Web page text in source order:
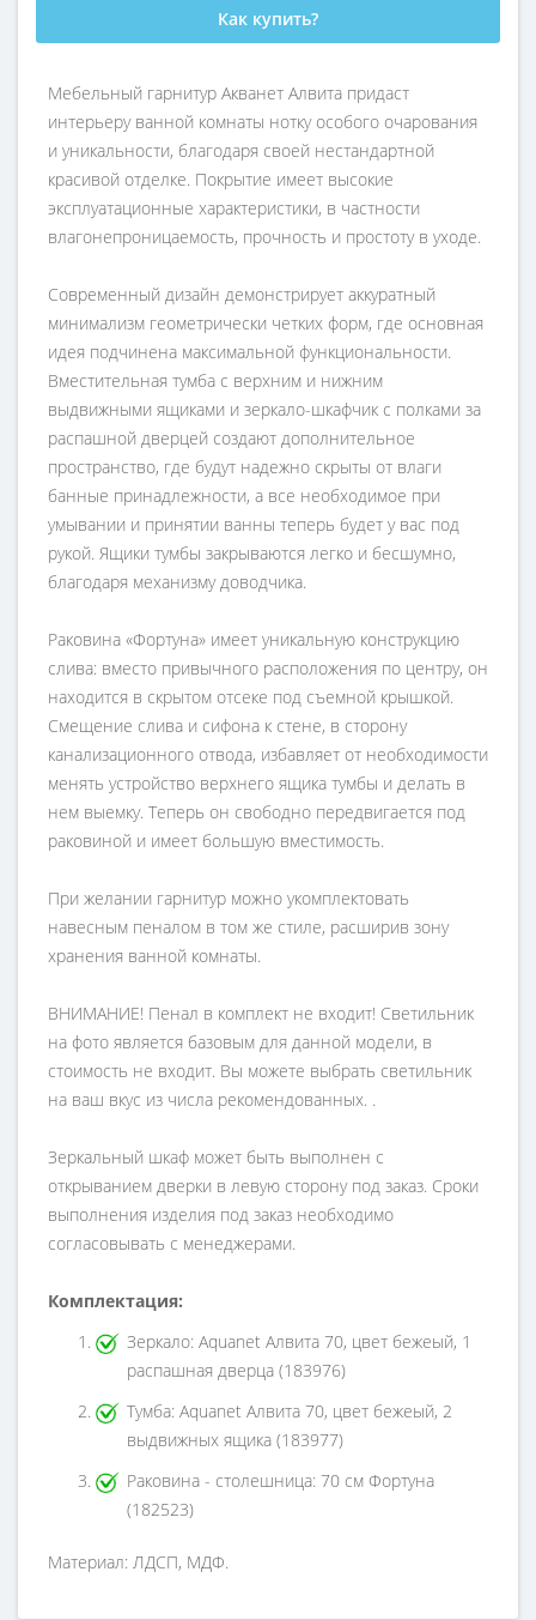
Как купить?
Мебельный гарнитур Акванет Алвита придаст
интерьеру ванной комнаты нотку особого очарования
и уникальности, благодаря своей нестандартной
красивой отделке. Покрытие имеет высокие
эксплуатационные характеристики, в частности
влагонепроницаемость, прочность и простоту в уходе.
Современный дизайн демонстрирует аккуратный
минимализм геометрически четких форм, где основная
идея подчинена максимальной функциональности.
Вместительная тумба с верхним и нижним
выдвижными ящиками и зеркало-шкафчик с полками за
распашной дверцей создают дополнительное
пространство, где будут надежно скрыты от влаги
банные принадлежности, а все необходимое при
умывании и принятии ванны теперь будет у вас под
рукой. Ящики тумбы закрываются легко и бесшумно,
благодаря механизму доводчика.
Раковина «Фортуна» имеет уникальную конструкцию
слива: вместо привычного расположения по центру, он
находится в скрытом отсеке под съемной крышкой.
Смещение слива и сифона к стене, в сторону
канализационного отвода, избавляет от необходимости
менять устройство верхнего ящика тумбы и делать в
нем выемку. Теперь он свободно передвигается под
раковиной и имеет большую вместимость.
При желании гарнитур можно укомплектовать
навесным пеналом в том же стиле, расширив зону
хранения ванной комнаты.
ВНИМАНИЕ! Пенал в комплект не входит! Светильник
на фото является базовым для данной модели, в
стоимость не входит. Вы можете выбрать светильник
на ваш вкус из числа рекомендованных. .
Зеркальный шкаф может быть выполнен с
открыванием дверки в левую сторону под заказ. Сроки
выполнения изделия под заказ необходимо
согласовывать с менеджерами.
Комплектация:
Зеркало: Aquanet Алвита 70, цвет бежеый, 1
распашная дверца (183976)
Тумба: Aquanet Алвита 70, цвет бежеый, 2
выдвижных ящика (183977)
Раковина - столешница: 70 см Фортуна
(182523)
Материал: ЛДСП, МДФ.